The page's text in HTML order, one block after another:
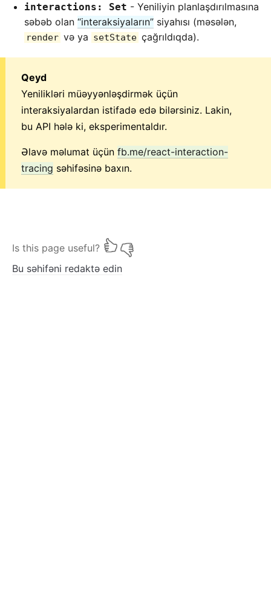
interactions: Set - Yeniliyin planlaşdırılmasına
səbəb olan “interaksiyaların” siyahısı (məsələn,
render və ya setState çağrıldıqda).
Qeyd
Yenilikləri müəyyənləşdirmək üçün
interaksiyalardan istifadə edə bilərsiniz. Lakin,
bu API hələ ki, eksperimentaldır.
Əlavə məlumat üçün fb.me/react-interaction-
tracing səhifəsinə baxın.
Is this page useful?
Bu səhifəni redaktə edin